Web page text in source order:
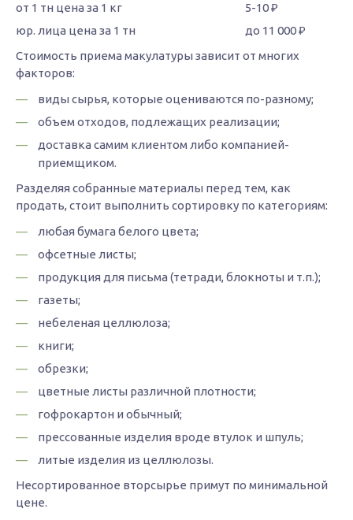
5-10 ₽
до 11 000 ₽
Стоимость приема макулатуры зависит от многих
факторов:
виды сырья, которые оцениваются по-разному;
объем отходов, подлежащих реализации;
доставка самим клиентом либо компанией-
приемщиком.
Разделяя собранные материалы перед тем, как
продать, стоит выполнить сортировку по категориям:
любая бумага белого цвета;
офсетные листы;
продукция для письма (тетради, блокноты и т.п.);
газеты;
небеленая целлюлоза;
книги;
обрезки;
цветные листы различной плотности;
гофрокартон и обычный;
прессованные изделия вроде втулок и шпуль;
литые изделия из целлюлозы.
Несортированное вторсырье примут по минимальной
цене.